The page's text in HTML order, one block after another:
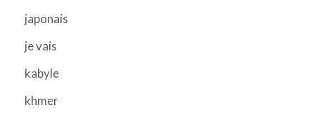
japonais
je vais
kabyle
khmer